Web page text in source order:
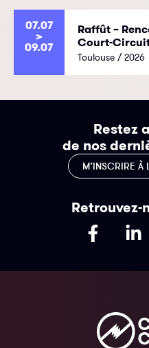
07.07
>
09.07
Raffût –
Court-
Toulouse / 2026
Restez
de nos
M’INSCRIRE À
Retrouvez-